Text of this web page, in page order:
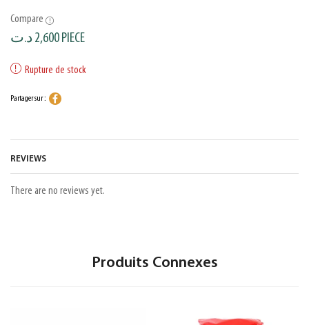
Compare
2,600د.ت PIECE
Rupture de stock
Partager sur :
REVIEWS
There are no reviews yet.
Produits Connexes